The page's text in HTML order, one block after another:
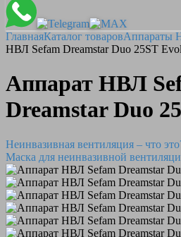
ГлавнаяКаталог товаровАппараты
НВЛ Sefam Dreamstar Duo 25ST
Аппарат НВЛ
Dreamstar Duo
Неинвазивная вентиляция – что
Маска для неинвазивной